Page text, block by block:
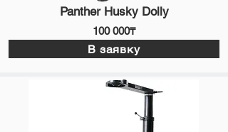
Panther Husky Dolly
100 000₸
В заявку